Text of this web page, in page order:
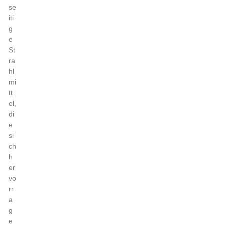
se
iti
g
e
St
ra
hl
mi
tt
el,
di
e
si
ch
h
er
vo
rr
a
g
e